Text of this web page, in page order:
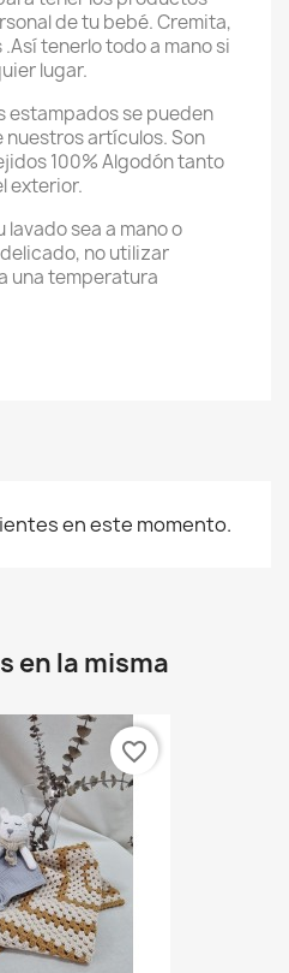
de tu bebé. Cremita,
tenerlo todo a mano si
lugar.
estampados se pueden
artículos. Son
100% Algodón tanto
exterior.
sea a mano o
no utilizar
una temperatura
en este momento.
en la misma
favorite_border